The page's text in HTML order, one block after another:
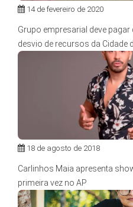
14 de fevereiro de 2020
Grupo empresarial deve
desvio de recursos da Cidade
18 de agosto de 2018
Carlinhos Maia apresenta
primeira vez no AP